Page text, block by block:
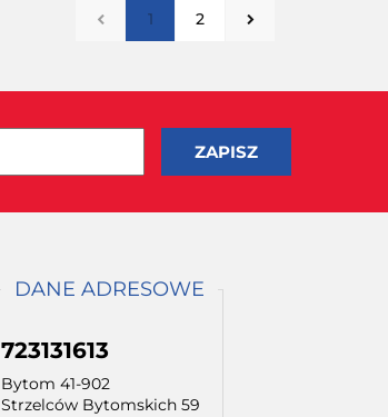
1 2
DANE ADRESOWE
723131613
Bytom 41-902
Strzelców Bytomskich 59